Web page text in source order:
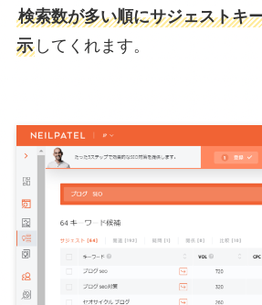
検索数が多い順にサジェストキ
示してくれます。